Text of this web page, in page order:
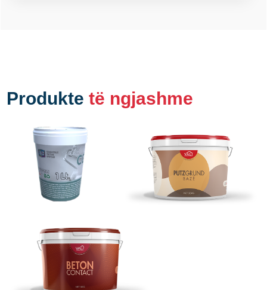
Produkte të ngjashme